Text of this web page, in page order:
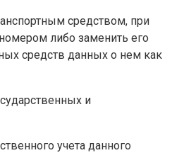
средством, при
либо заменить его
средств данных о нем как
и
учета данного